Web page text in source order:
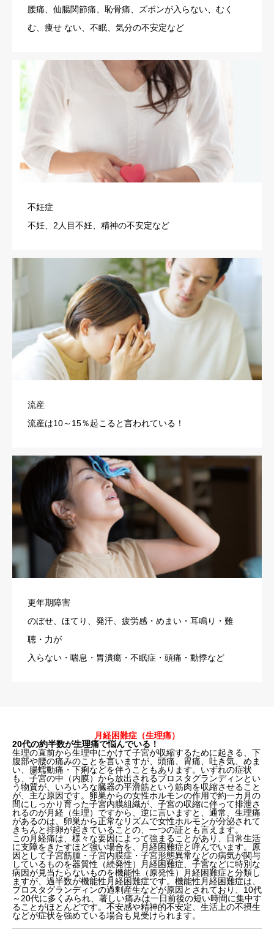
腰痛、仙腸関節痛、恥骨痛、ズボンが入らない、むく
む、痩せ ない、不眠、気分の不安定など
不妊症
不妊、2人目不妊、精神の不安定など
流産
流産は10～15％起こると言われている！
更年期障害
のぼせ、ほてり、発汗、疲労感・めまい・耳鳴り・難
聴・力が
入らない・喘息・胃潰瘍・不眠症・頭痛・動悸など
月経困難症（生理痛）
20代の約半数が生理痛で悩んでいる！
生理の直前から生理中にかけて子宮が収縮するために起きる、下
腹部や腰の痛みのことを言いますが、頭痛、胃痛、吐き気、めま
い、腸蠕動痛・下痢などを伴うこともあります。いずれの症状
も、子宮の中（内膜）から放出されるプロスタグランディンとい
う物質が、いろいろな臓器の平滑筋という筋肉を収縮させること
が、主な原因です。卵巣からの女性ホルモンの作用で約一カ月の
間にしっかり育った子宮内膜組織が、子宮の収縮に伴って排泄さ
れるのが月経（生理）ですから、逆に言いますと、通常、生理痛
があるのは、卵巣から正常なリズムで女性ホルモンが分泌されて
きちんと排卵が起きていることの、一つの証とも言えます。
この月経痛は、様々な要因によって強まることがあり、日常生活
に支障をきたすほど強い場合を、月経困難症と呼んでいます。原
因として子宮筋腫・子宮内膜症・子宮形態異常などの病気が関与
しているものを器質性（続発性）月経困難症、子宮などに特別な
病因が見当たらないものを機能性（原発性）月経困難症と分類し
ますが、過半数が機能性月経困難症です。機能性月経困難症は、
プロスタグランディンの過剰産生などが原因とされており、10代
～20代に多くみられ、著しい痛みは一日前後の短い時間に集中す
ることがほとんどです。不安感や精神的不安定、生活上の不摂生
などが症状を強めている場合も見受けられます。